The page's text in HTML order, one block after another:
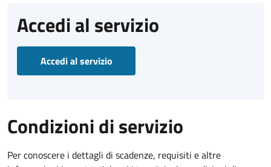
Accedi al servizio
Accedi al servizio
Condizioni di servizio
Per conoscere i dettagli di scadenze, requisiti e altre